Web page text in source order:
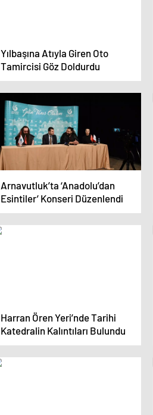
Yılbaşına Atıyla Giren Oto
Tamircisi Göz Doldurdu
Arnavutluk’ta ‘Anadolu’dan
Esintiler’ Konseri Düzenlendi
Harran Ören Yeri’nde Tarihi
Katedralin Kalıntıları Bulundu